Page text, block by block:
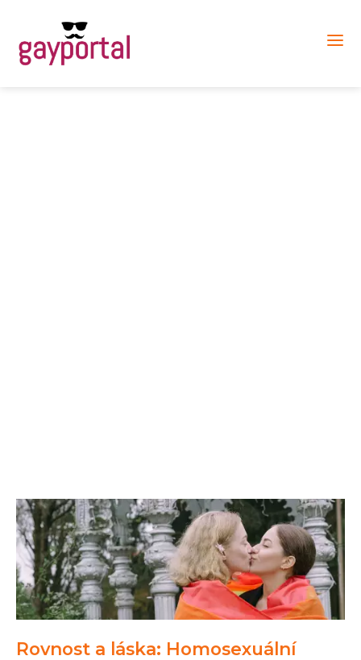
Rovnost a láska: Homosexuální